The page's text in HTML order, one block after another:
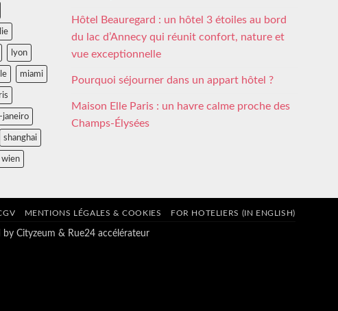
lyon
miami
janeiro
shanghai
wien
Hôtel Beauregard : un hôtel 3 étoiles au bord
du lac d’Annecy qui réunit confort, nature et
vue exceptionnelle
Pourquoi séjourner dans un appart hôtel ?
Maison Elle Paris : un havre calme proche des
Champs-Élysées
MENTIONS LÉGALES & COOKIES FOR HOTELIERS (IN ENGLISH)
by Cityzeum & Rue24 accélérateur